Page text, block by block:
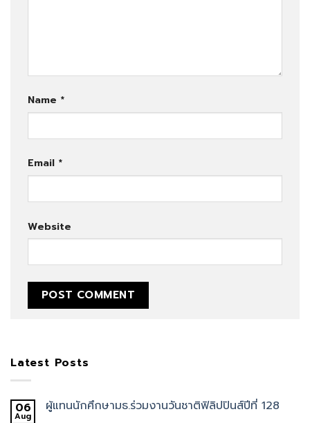
Name *
Email *
Website
Latest Posts
06
Aug
ผู้แทนนักศึกษามธ.ร่วมงานวันชาติฟิลิปปินส์ปีที่ 128